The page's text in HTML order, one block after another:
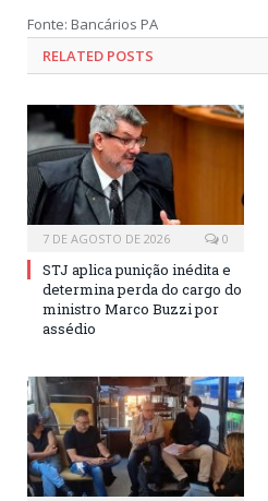
Fonte: Bancários PA
RELATED POSTS
7 DE AGOSTO DE 2026 0
STJ aplica punição inédita e
determina perda do cargo do
ministro Marco Buzzi por
assédio